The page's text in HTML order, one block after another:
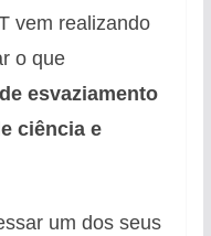
vem realizando
o que
esvaziamento
ciência e
um dos seus